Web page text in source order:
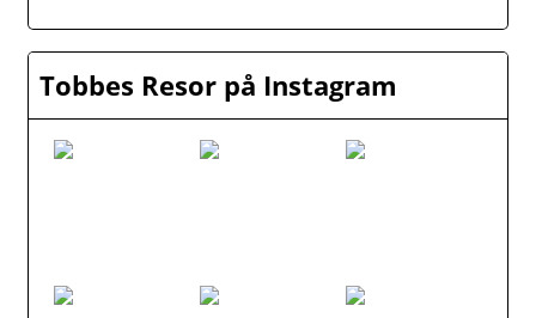
Tobbes Resor på Instagram